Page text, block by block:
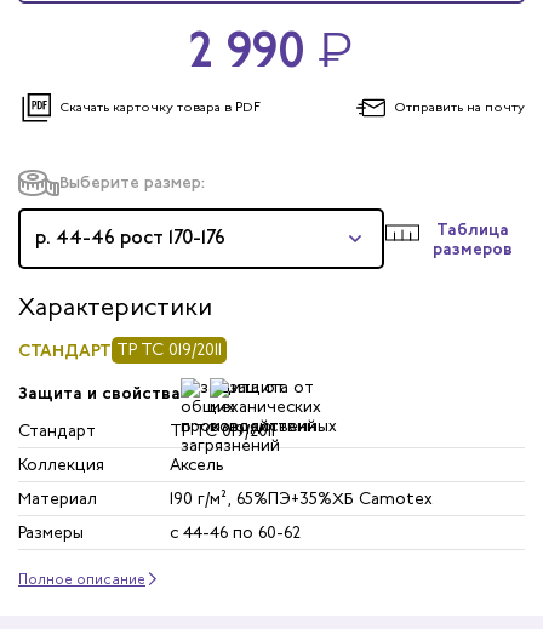
Выберите размер:
р. 44-46 рост 170-176
Таблица
размеров
Характеристики
СТАНДАРТ ТР ТС 019/2011
Защита и свойства
Стандарт
ТР ТС 019/2011
Коллекция
Аксель
Материал
190 г/м², 65%ПЭ+35%ХБ Camotex
Размеры
с 44-46 по 60-62
Полное описание
2 990 ₽
Скачать карточку товара в PDF Отправить на почту